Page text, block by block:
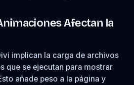
Afectan la
implican la carga de archivos
que se ejecutan para mostrar
añade peso a la página y